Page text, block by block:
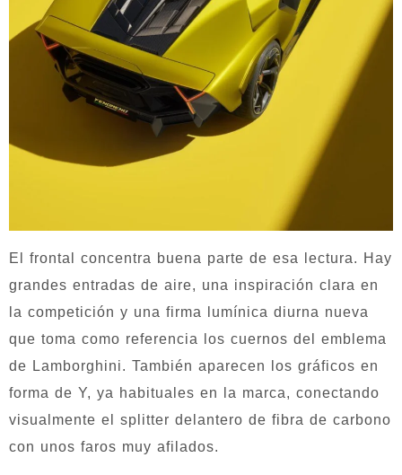
El frontal concentra buena parte de esa lectura. Hay
grandes entradas de aire, una inspiración clara en
la competición y una firma lumínica diurna nueva
que toma como referencia los cuernos del emblema
de Lamborghini. También aparecen los gráficos en
forma de Y, ya habituales en la marca, conectando
visualmente el splitter delantero de fibra de carbono
con unos faros muy afilados.